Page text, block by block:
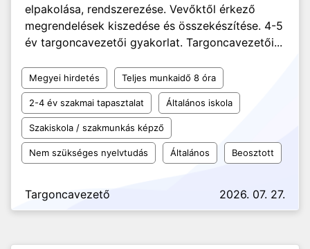
elpakolása, rendszerezése. Vevőktől érkező
megrendelések kiszedése és összekészítése. 4-5
év targoncavezetői gyakorlat. Targoncavezetői...
Megyei hirdetés Teljes munkaidő 8 óra
2-4 év szakmai tapasztalat Általános iskola
Szakiskola / szakmunkás képző
Nem szükséges nyelvtudás Általános Beosztott
Targoncavezető 2026. 07. 27.